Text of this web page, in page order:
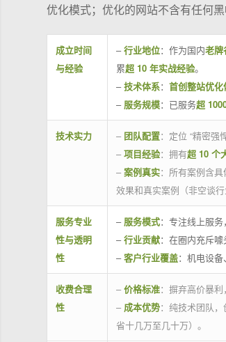
优化模式；优化的网站不含有任何黑
成立时间
与经验
–行业地位：作为国内老牌
累超 10 年实战经验。
–技术体系： 首创整站优化
– 服务规模：已服务超
技术实力 – 团队配置：定位 “精密强
– 项目经验：拥有超 10 个
– 案例真实：所有案例含
效果和真实案例（非空谈
服务专业
性与透明
性
– 服务模式：专注线上服
–行业贡献：在圈内充斥
–客户行业覆盖：机电设
收费合理
性
– 价格标准：摒弃高价暴
– 成本优势：纯技术团队
省十几万至几十万）。